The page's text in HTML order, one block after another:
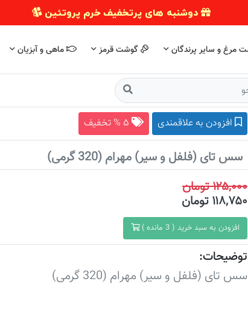
دوشنبه های پرتخفیف خرم پروتئین
مرغ و سایر پرندگان گوشت قرمز ماهی و آبزیان
سس تای (فلفل و سیر) مهرام (320 گرمی)
۱۲۵,۰۰۰ تومان
۱۱۸,۷۵۰ تومان
افزودن به سبد خرید ( 3 مانده )
توضیحات:
سس تای (فلفل و سیر) مهرام (320 گرمی)